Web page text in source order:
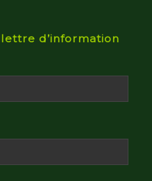
d’information